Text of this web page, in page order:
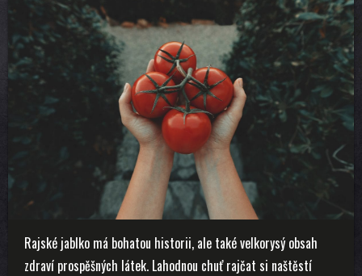
Rajské jablko má bohatou historii, ale také velkorysý obsah
zdraví prospěšných látek. Lahodnou chuť rajčat si naštěstí